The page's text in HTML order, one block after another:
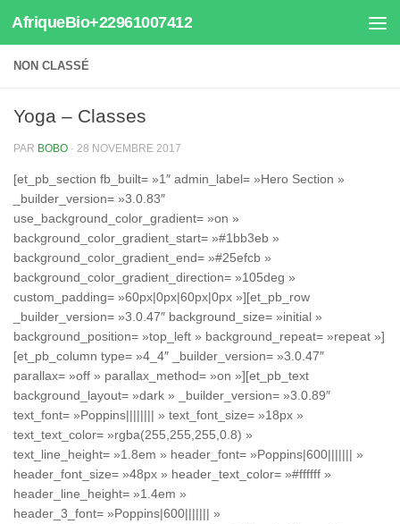
Au dessous du contenu
AfriqueBio+22961007412
NON CLASSÉ
Yoga – Classes
PAR BOBO · 28 NOVEMBRE 2017
[et_pb_section fb_built= »1″ admin_label= »Hero Section »
_builder_version= »3.0.83″
use_background_color_gradient= »on »
background_color_gradient_start= »#1bb3eb »
background_color_gradient_end= »#25efcb »
background_color_gradient_direction= »105deg »
custom_padding= »60px|0px|60px|0px »][et_pb_row
_builder_version= »3.0.47″ background_size= »initial »
background_position= »top_left » background_repeat= »repeat »]
[et_pb_column type= »4_4″ _builder_version= »3.0.47″
parallax= »off » parallax_method= »on »][et_pb_text
background_layout= »dark » _builder_version= »3.0.89″
text_font= »Poppins|||||||| » text_font_size= »18px »
text_text_color= »rgba(255,255,255,0.8) »
text_line_height= »1.8em » header_font= »Poppins|600||||||| »
header_font_size= »48px » header_text_color= »#ffffff »
header_line_height= »1.4em »
header_3_font= »Poppins|600||||||| »